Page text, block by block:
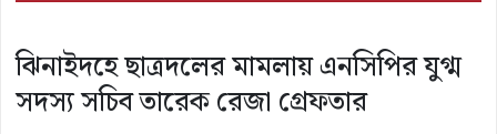
ঝিনাইদহে ছাত্রদলের মামলায় এনসিপির যুগ্ম
সদস্য সচিব তারেক রেজা গ্রেফতার